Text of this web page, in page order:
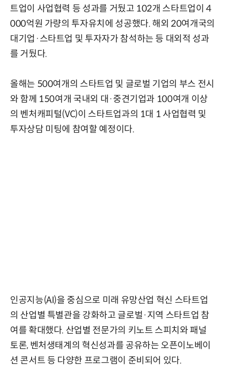
트업이 사업협력 등 성과를 거뒀고 102개 스타트업이 4
000억원 가량의 투자유치에 성공했다. 해외 20여개국의
대기업·스타트업 및 투자자가 참석하는 등 대외적 성과
를 거뒀다.
올해는 500여개의 스타트업 및 글로벌 기업의 부스 전시
와 함께 150여개 국내외 대·중견기업과 100여개 이상
의 벤처캐피털(VC)이 스타트업과의 1대 1 사업협력 및
투자상담 미팅에 참여할 예정이다.
인공지능(AI)을 중심으로 미래 유망산업 혁신 스타트업
의 산업별 특별관을 강화하고 글로벌·지역 스타트업 참
여를 확대했다. 산업별 전문가의 키노트 스피치와 패널
토론, 벤처생태계의 혁신성과를 공유하는 오픈이노베이
션 콘서트 등 다양한 프로그램이 준비되어 있다.